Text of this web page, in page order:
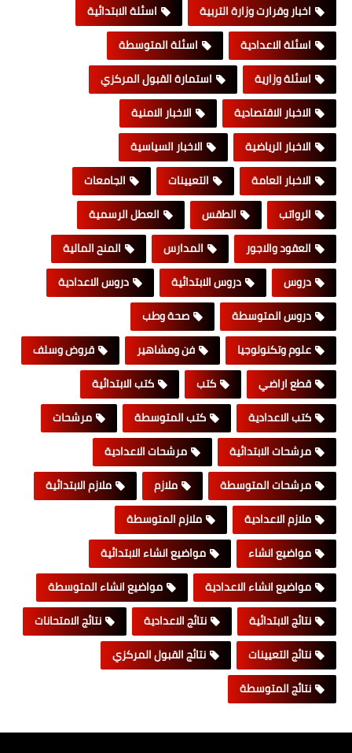
اخبار وقرارت وزارة التربية
اسئلة الابتدائية
اسئلة الاعدادية
اسئلة المتوسطة
اسئلة وزارية
استمارة القبول المركزي
الاخبار الاقتصادية
الاخبار الامنية
الاخبار الرياضية
الاخبار السياسية
الاخبار العامة
التعيينات
الجامعات
الرواتب
الطقس
العطل الرسمية
العقود والاجور
المدارس
المنح المالية
دروس
دروس الابتدائية
دروس الاعدادية
دروس المتوسطة
صحة وطب
علوم وتكنولوجيا
فن ومشاهير
قروض وسلف
قطع اراضي
كتب
كتب الابتدائية
كتب الاعدادية
كتب المتوسطة
مرشحات
مرشحات الابتدائية
مرشحات الاعدادية
مرشحات المتوسطة
ملازم
ملازم الابتدائية
ملازم الاعدادية
ملازم المتوسطة
مواضيع انشاء
مواضيع انشاء الابتدائية
مواضيع انشاء الاعدادية
مواضيع انشاء المتوسطة
نتائج الابتدائية
نتائج الاعدادية
نتائج الامتحانات
نتائج التعيينات
نتائج القبول المركزي
نتائج المتوسطة